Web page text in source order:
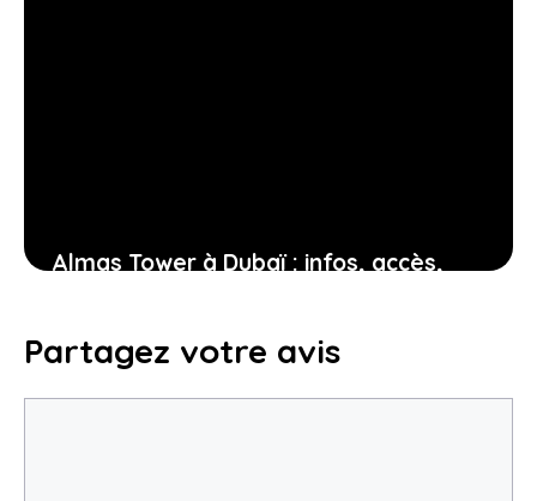
Almas Tower à Dubaï : infos, accès,
18 janvier 2026
Partagez votre avis